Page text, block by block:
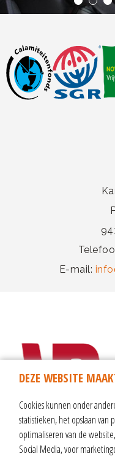
E-mail:
DEZE WEBSITE
Cookies kunnen onder
statistieken, het opslaan
optimaliseren van de
Social Media, voor